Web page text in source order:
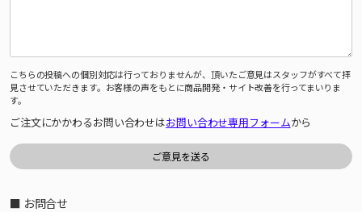
こちらの投稿への個別対応は行っておりませんが、頂いたご意見はスタッフがすべて拝
見させていただきます。お客様の声をもとに商品開発・サイト改善を行ってまいりま
す。
ご注文にかかわるお問い合わせはお問い合わせ専用フォームから
■ お問合せ